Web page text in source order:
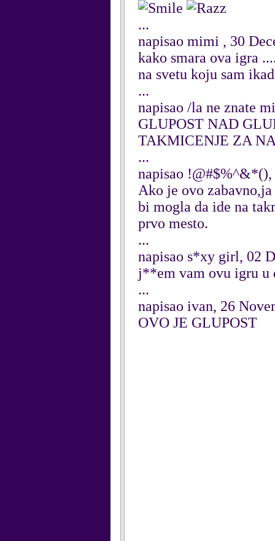
...
napisao mimi , 30
kako smara ova igra
na svetu koju sam
...
napisao /la ne znate
GLUPOST NAD
TAKMICENJE ZA
...
napisao !@#$%^&*(),
Ako je ovo
bi mogla da ide na
prvo mesto.
...
napisao s*xy girl, 02
j**em vam ovu igru u
...
napisao ivan, 26
OVO JE GLUPOST